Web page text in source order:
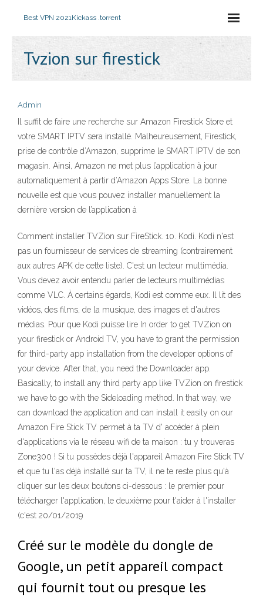
Best VPN 2021Kickass .torrent
Tvzion sur firestick
Admin
Il suffit de faire une recherche sur Amazon Firestick Store et
votre SMART IPTV sera installé. Malheureusement, Firestick,
prise de contrôle d’Amazon, supprime le SMART IPTV de son
magasin. Ainsi, Amazon ne met plus l’application à jour
automatiquement à partir d’Amazon Apps Store. La bonne
nouvelle est que vous pouvez installer manuellement la
dernière version de l’application à
Comment installer TVZion sur FireStick. 10. Kodi. Kodi n'est
pas un fournisseur de services de streaming (contrairement
aux autres APK de cette liste). C'est un lecteur multimédia.
Vous devez avoir entendu parler de lecteurs multimédias
comme VLC. À certains égards, Kodi est comme eux. Il lit des
vidéos, des films, de la musique, des images et d'autres
médias. Pour que Kodi puisse lire In order to get TVZion on
your firestick or Android TV, you have to grant the permission
for third-party app installation from the developer options of
your device. After that, you need the Downloader app.
Basically, to install any third party app like TVZion on firestick
we have to go with the Sideloading method. In that way, we
can download the application and can install it easily on our
Amazon Fire Stick TV permet à ta TV d' accéder à plein
d'applications via le réseau wifi de ta maison : tu y trouveras
Zone300 ! Si tu possèdes déjà l'appareil Amazon Fire Stick TV
et que tu l'as déjà installé sur ta TV, il ne te reste plus qu'à
cliquer sur les deux boutons ci-dessous : le premier pour
télécharger l'application, le deuxième pour t'aider à l'installer
(c'est 20/01/2019
Créé sur le modèle du dongle de
Google, un petit appareil compact
qui fournit tout ou presque les